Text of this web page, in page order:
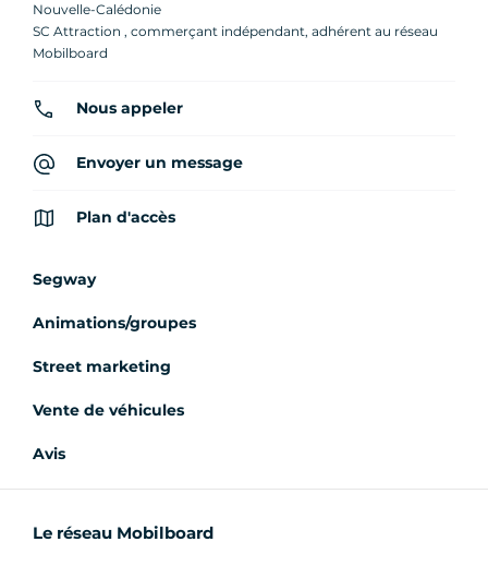
Nouvelle-Calédonie
SC Attraction , commerçant indépendant, adhérent au réseau
Mobilboard
Nous appeler
Envoyer un message
Plan d'accès
Segway
Animations/groupes
Street marketing
Vente de véhicules
Avis
Le réseau Mobilboard